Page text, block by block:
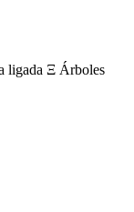
ligada Ξ Árboles